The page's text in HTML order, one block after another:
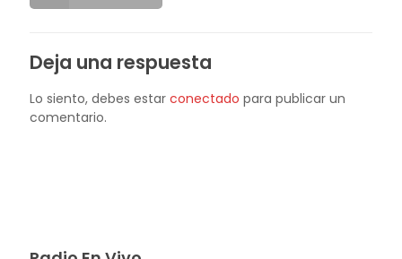
Deja una respuesta
Lo siento, debes estar conectado para publicar un
comentario.